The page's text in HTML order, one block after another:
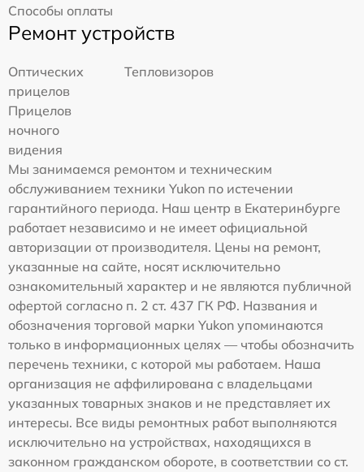
Способы оплаты
Ремонт устройств
Оптических
прицелов
Тепловизоров
Прицелов
ночного
видения
Мы занимаемся ремонтом и техническим
обслуживанием техники Yukon по истечении
гарантийного периода. Наш центр в Екатеринбурге
работает независимо и не имеет официальной
авторизации от производителя. Цены на ремонт,
указанные на сайте, носят исключительно
ознакомительный характер и не являются публичной
офертой согласно п. 2 ст. 437 ГК РФ. Названия и
обозначения торговой марки Yukon упоминаются
только в информационных целях — чтобы обозначить
перечень техники, с которой мы работаем. Наша
организация не аффилирована с владельцами
указанных товарных знаков и не представляет их
интересы. Все виды ремонтных работ выполняются
исключительно на устройствах, находящихся в
законном гражданском обороте, в соответствии со ст.